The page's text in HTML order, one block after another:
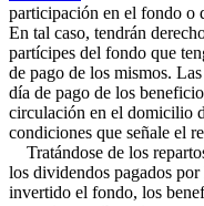
participación en el fondo o
En tal caso, tendrán
partícipes del fondo que
de pago de los mismos.
día de pago de los
circulación en el domicilio
condiciones que señale el
Tratándose de los
los dividendos pagados por
invertido el fondo, los